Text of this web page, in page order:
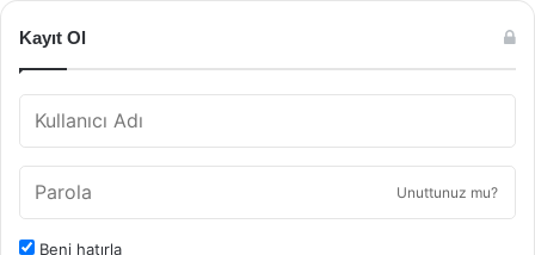
Kayıt Ol
Unuttunuz mu?
Beni hatırla